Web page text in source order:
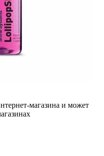
магазина и может